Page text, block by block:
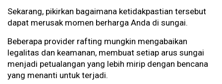
Sekarang, pikirkan bagaimana ketidakpastian tersebut
dapat merusak momen berharga Anda di sungai.
Beberapa provider rafting mungkin mengabaikan
legalitas dan keamanan, membuat setiap arus sungai
menjadi petualangan yang lebih mirip dengan bencana
yang menanti untuk terjadi.